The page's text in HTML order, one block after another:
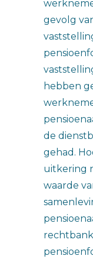
gevolg
hebben
de
gehad.
uitkering
waarde